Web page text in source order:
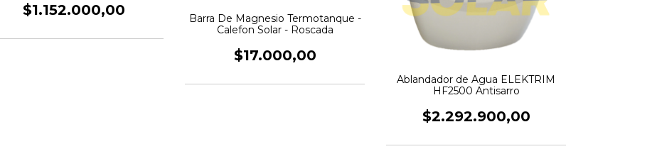
$1.152.000,00
Barra De Magnesio Termotanque -
Calefon Solar - Roscada
$17.000,00
Ablandador de Agua ELEKTRIM
HF2500 Antisarro
$2.292.900,00